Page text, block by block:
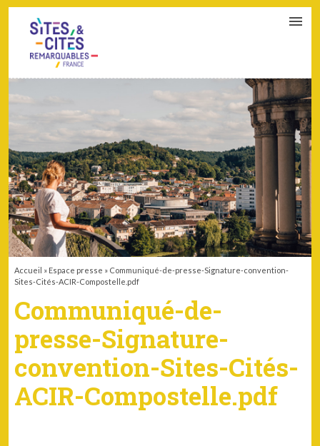
Accueil » Espace presse » Communiqué-de-presse-Signature-convention-
Sites-Cités-ACIR-Compostelle.pdf
Communiqué-de-
presse-Signature-
convention-Sites-Cités-
ACIR-Compostelle.pdf